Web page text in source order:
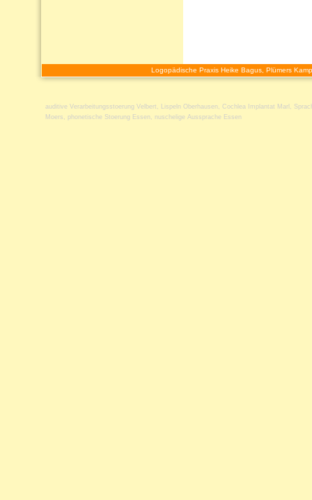
Logopädische Praxis Heike Bagus, Plümers
auditive Verarbeitungsstoerung Velbert , Lispeln Oberhausen , Cochlea Implantat Marl ,
Moers , phonetische Stoerung Essen , nuschelige Aussprache Essen